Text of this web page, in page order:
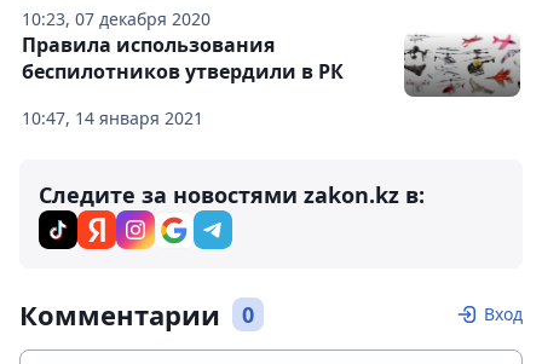
10:23, 07 декабря 2020
10:47, 14 января 2021
Правила использования
беспилотников утвердили в РК
Следите за новостями zakon.kz в:
Комментарии 0 Вход